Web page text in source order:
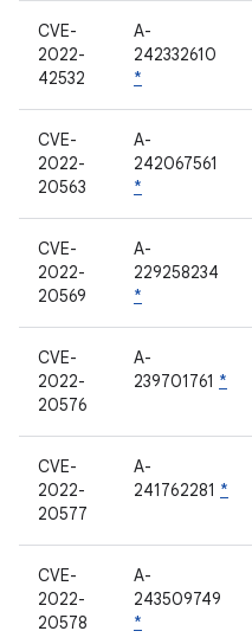
CVE-
2022-
42532
A-
242332610
*
CVE-
2022-
20563
A-
242067561
*
CVE-
2022-
20569
A-
229258234
*
CVE-
2022-
20576
A-
239701761 *
CVE-
2022-
20577
A-
241762281 *
CVE-
2022-
20578
A-
243509749
*